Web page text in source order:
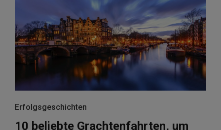
Erfolgsgeschichten
10 beliebte Grachtenfahrten, um